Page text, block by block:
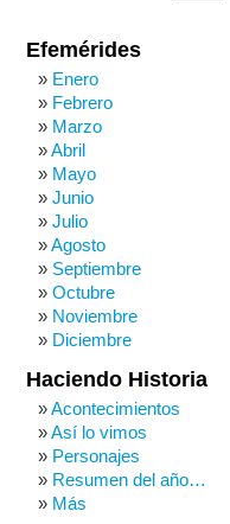
Efemérides
Enero
Febrero
Marzo
Abril
Mayo
Junio
Julio
Agosto
Septiembre
Octubre
Noviembre
Diciembre
Haciendo Historia
Acontecimientos
Así lo vimos
Personajes
Resumen del año…
Más